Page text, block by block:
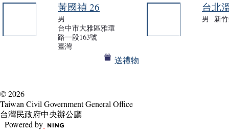
黃國禎 26
男
台中市大雅區雅環
路一段163號
臺灣
送禮物
台北
男 新
© 2026
Taiwan Civil Government General Office
台灣民政府中央辦公廳
Powered by